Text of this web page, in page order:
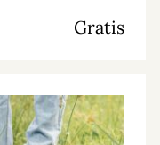
Gratis